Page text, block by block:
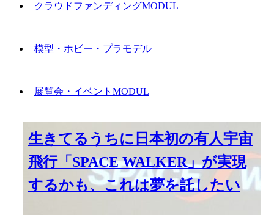
クラウドファンディングMODUL
模型・ホビー・プラモデル
展覧会・イベントMODUL
生きてるうちに日本初の有人宇宙
飛行「SPACE WALKER」が実現
するかも、これは夢を託したい